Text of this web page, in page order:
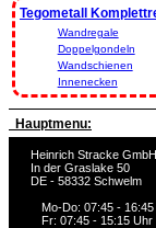
Tegometall
Wandregale
Doppelgondeln
Wandschienen
Innenecken
Hauptmenu:
Heinrich Stracke GmbH
In der Graslake 50
DE - 58332 Schwelm
Mo-Do: 07:45 -
Fr: 07:45 - 15:15 Uhr